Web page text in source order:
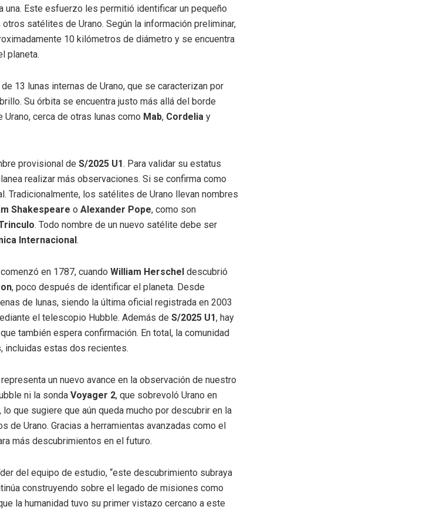
Este esfuerzo les permitió identificar un pequeño
satélites de Urano. Según la información preliminar,
10 kilómetros de diámetro y se encuentra
planeta.
13 lunas internas de Urano, que se caracterizan por
Su órbita se encuentra justo más allá del borde
cerca de otras lunas como Mab, Cordelia y
provisional de S/2025 U1. Para validar su estatus
realizar más observaciones. Si se confirma como
Tradicionalmente, los satélites de Urano llevan nombres
Shakespeare o Alexander Pope, como son
. Todo nombre de un nuevo satélite debe ser
Internacional.
en 1787, cuando William Herschel descubrió
, poco después de identificar el planeta. Desde
de lunas, siendo la última oficial registrada en 2003
el telescopio Hubble. Además de S/2025 U1, hay
también espera confirmación. En total, la comunidad
incluidas estas dos recientes.
un nuevo avance en la observación de nuestro
ni la sonda Voyager 2, que sobrevoló Urano en
que sugiere que aún queda mucho por descubrir en la
de Urano. Gracias a herramientas avanzadas como el
más descubrimientos en el futuro.
del equipo de estudio, “este descubrimiento subraya
construyendo sobre el legado de misiones como
la humanidad tuvo su primer vistazo cercano a este